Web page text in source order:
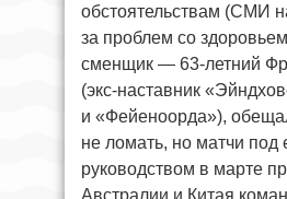
обстоятельствам (СМИ
за проблем со
сменщик — 63-летний
(экс-наставник
и «Фейеноорда»),
не ломать, но матчи под
руководством в марте
Австралии и Китая